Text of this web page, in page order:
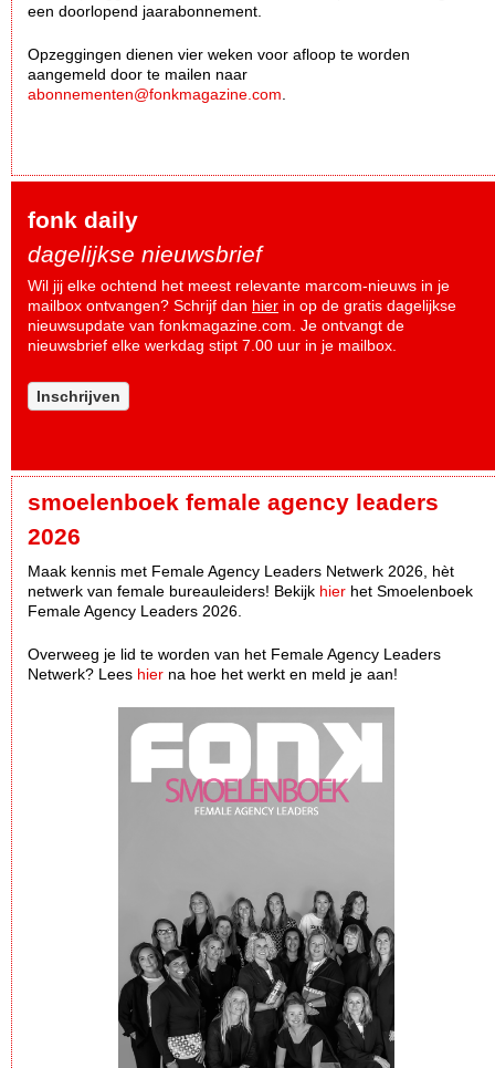
een doorlopend jaarabonnement.
Opzeggingen dienen vier weken voor afloop te worden
aangemeld door te mailen naar
abonnementen@fonkmagazine.com.
fonk daily
dagelijkse nieuwsbrief
Wil jij elke ochtend het meest relevante marcom-nieuws in je
mailbox ontvangen? Schrijf dan hier in op de gratis dagelijkse
nieuwsupdate van fonkmagazine.com. Je ontvangt de
nieuwsbrief elke werkdag stipt 7.00 uur in je mailbox.
Inschrijven
smoelenboek female agency leaders
2026
Maak kennis met Female Agency Leaders Netwerk 2026, hèt
netwerk van female bureauleiders! Bekijk hier het Smoelenboek
Female Agency Leaders 2026.
Overweeg je lid te worden van het Female Agency Leaders
Netwerk? Lees hier na hoe het werkt en meld je aan!